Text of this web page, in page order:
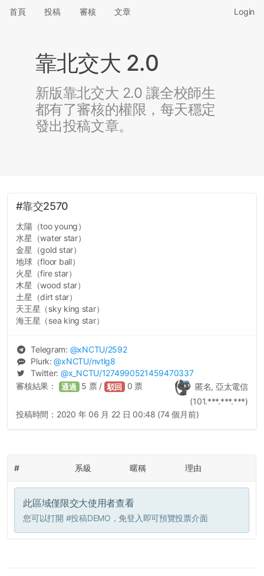
首頁 投稿 審核 文章 Login
靠北交大 2.0
新版靠北交大 2.0 讓全校師生
都有了審核的權限，每天穩定
發出投稿文章。
#靠交2570
太陽（too young）
水星（water star）
金星（gold star）
地球（floor ball）
火星（fire star）
木星（wood star）
土星（dirt star）
天王星（sky king star）
海王星（sea king star）
Telegram: @xNCTU/2592
Plurk:@xNCTU/nvtlg8
Twitter: @x_NCTU/1274990521459470337
匿名, 亞太電信
(101.***.***.***)
審核結果： 通過 5 票 / 駁回 0 票
投稿時間： 2020 年 06 月 22 日 00:48 (74 個月前)
# 系級 暱稱 理由
此區域僅限交大使用者查看
您可以打開 #投稿DEMO ，免登入即可預覽投票介面